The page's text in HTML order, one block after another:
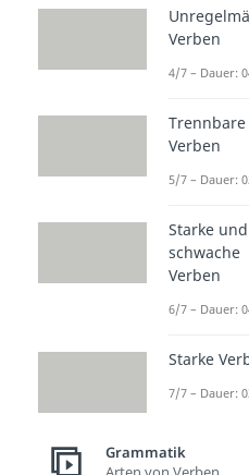
Verben
4/7 – Dauer:
Trennbare
Verben
5/7 – Dauer:
Starke und
schwache
Verben
6/7 – Dauer:
Starke
7/7 – Dauer:
Grammatik